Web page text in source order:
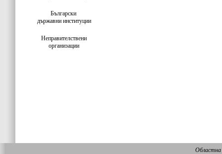
Български
държавни институции
Неправителствени
организации
Областна